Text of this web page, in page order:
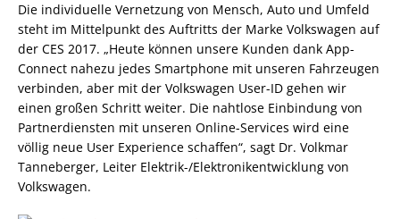
Die individuelle Vernetzung von Mensch, Auto und Umfeld
steht im Mittelpunkt des Auftritts der Marke Volkswagen auf
der CES 2017. „Heute können unsere Kunden dank App-
Connect nahezu jedes Smartphone mit unseren Fahrzeugen
verbinden, aber mit der Volkswagen User-ID gehen wir
einen großen Schritt weiter. Die nahtlose Einbindung von
Partnerdiensten mit unseren Online-Services wird eine
völlig neue User Experience schaffen“, sagt Dr. Volkmar
Tanneberger, Leiter Elektrik-/Elektronikentwicklung von
Volkswagen.